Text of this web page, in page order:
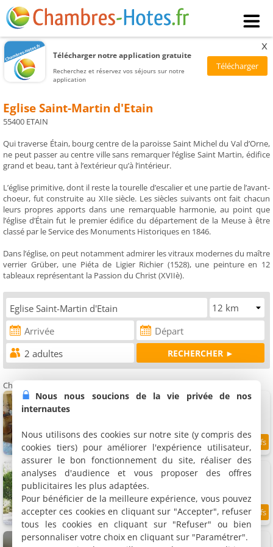
Télécharger notre application gratuite
Recherchez et réservez vos séjours sur notre
application
x
Eglise Saint-Martin d'Etain
55400 ETAIN
Qui traverse Étain, bourg centre de la paroisse Saint Michel du Val d’Orne,
ne peut passer au centre ville sans remarquer l’église Saint Martin, édifice
grand et beau, tant à l’extérieur qu’à l’intérieur.
L’église primitive, dont il reste la tourelle d’escalier et une partie de l’avant-
choeur, fut construite au XIIe siècle. Les siècles suivants ont fait chacun
leurs propres apports dans une remarquable harmonie, au point que
l’église d’Étain fut le premier édifice du département de la Meuse à être
classé par le Service des Monuments Historiques en 1846.
Dans l’église, on peut notamment admirer les vitraux modernes du maître
verrier Grüber, une Piéta de Ligier Richier (1528), une peinture en 12
tableaux représentant la Passion du Christ (XVIIè).
Chambres d'hôtes à proximité de l'Eglise Saint-Martin d'Etain
Chambres d'hôtes Au Bois de Mon Coeur
3.2 km 8.7/10
Chambres d'hôtes La Haie à Cerf
2 chambres (total 7 personnes)
10.8 km 9.1
Chambre d'hôtes Le Bleu Levant
Nous nous soucions de la vie privée de nos
internautes
Nous utilisons des cookies sur notre site (y compris des
cookies tiers) pour améliorer l'expérience utilisateur,
assurer le bon fonctionnement du site, réaliser des
analyses d'audience et vous proposer des offres
publicitaires les plus adaptées.
Pour bénéficier de la meilleure expérience, vous pouvez
accepter ces cookies en cliquant sur "Accepter", refuser
tous les cookies en cliquant sur "Refuser" ou bien
personnaliser votre choix en cliquant sur "Paramétrer".